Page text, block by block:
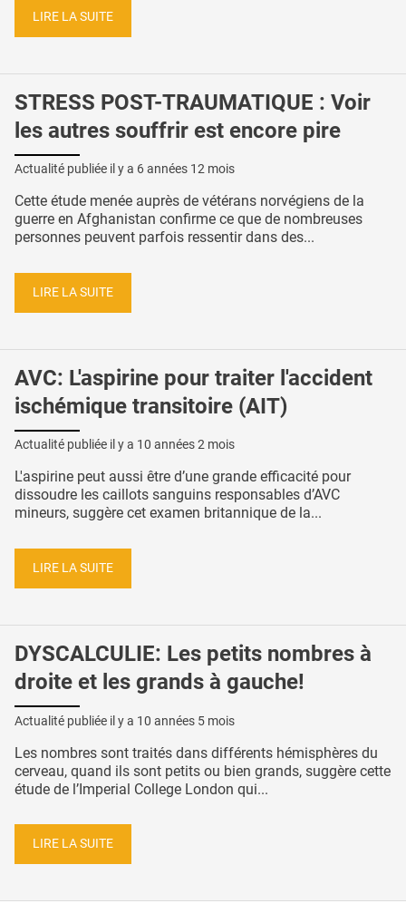
LIRE LA SUITE
STRESS POST-TRAUMATIQUE : Voir
les autres souffrir est encore pire
Actualité publiée il y a 6 années 12 mois
Cette étude menée auprès de vétérans norvégiens de la
guerre en Afghanistan confirme ce que de nombreuses
personnes peuvent parfois ressentir dans des...
LIRE LA SUITE
AVC: L'aspirine pour traiter l'accident
ischémique transitoire (AIT)
Actualité publiée il y a 10 années 2 mois
L'aspirine peut aussi être d’une grande efficacité pour
dissoudre les caillots sanguins responsables d’AVC
mineurs, suggère cet examen britannique de la...
LIRE LA SUITE
DYSCALCULIE: Les petits nombres à
droite et les grands à gauche!
Actualité publiée il y a 10 années 5 mois
Les nombres sont traités dans différents hémisphères du
cerveau, quand ils sont petits ou bien grands, suggère cette
étude de l’Imperial College London qui...
LIRE LA SUITE